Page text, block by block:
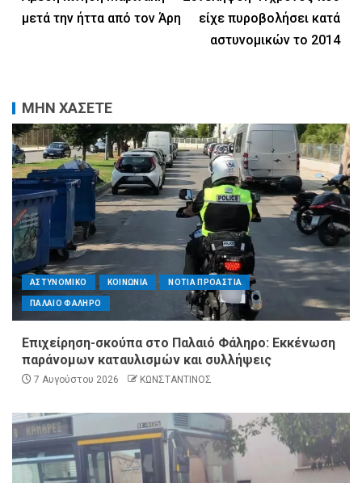
μετά την ήττα από τον Άρη
είχε πυροβολήσει κατά
αστυνομικών το 2014
ΜΗΝ ΧΑΣΕΤΕ
ΑΣΤΥΝΟΜΙΚΟ ΚΟΙΝΩΝΙΑ ΝΟΤΙΑ ΠΡΟΑΣΤΙΑ
ΠΑΛΑΙΟ ΦΑΛΗΡΟ
Επιχείρηση-σκούπα στο Παλαιό Φάληρο: Εκκένωση
παράνομων καταυλισμών και συλλήψεις
7 Αυγούστου 2026 ΚΩΝΣΤΑΝΤΙΝΟΣ